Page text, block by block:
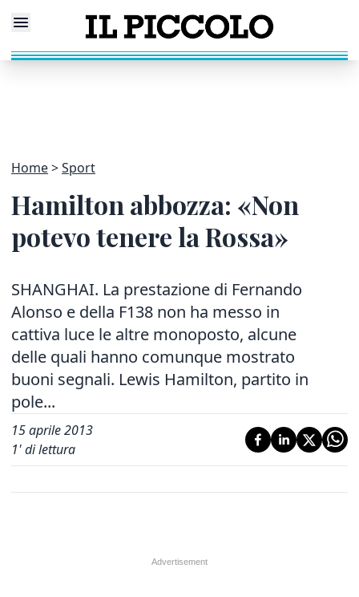
Home Sport
Hamilton abbozza: «Non
potevo tenere la Rossa»
SHANGHAI. La prestazione di Fernando
Alonso e della F138 non ha messo in
cattiva luce le altre monoposto, alcune
delle quali hanno comunque mostrato
buoni segnali. Lewis Hamilton, partito in
pole...
15 aprile 2013
1' di lettura